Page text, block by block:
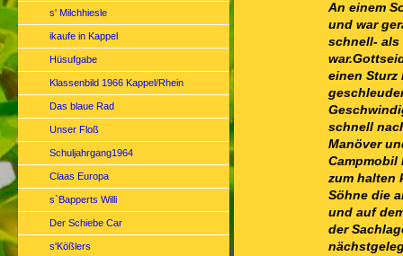
s' Milchhiesle
ikaufe in Kappel
Hüsufgabe
Klassenbild 1966 Kappel/Rhein
Das blaue Rad
Unser Floß
Schuljahrgang1964
Claas Europa
s`Bapperts Willi
Der Schiebe Car
s'Kößlers
An einem
und war
schnell- als
einen Sturz
schnell
Manöver
Campmobil
zum halten
Söhne die
und auf
der